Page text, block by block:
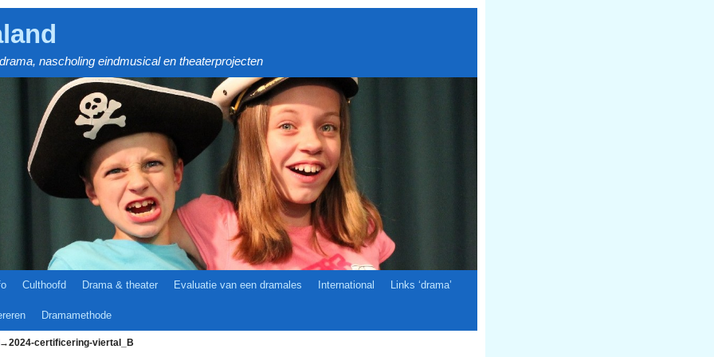
nascholing eindmusical en theaterprojecten
Culthoofd Drama & theater Evaluatie van een dramales International Links ‘drama’
Dramamethode
→2024-certificering-viertal_B